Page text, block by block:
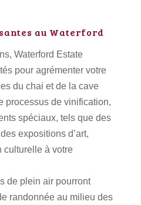
au Waterford
Waterford Estate
pour agrémenter votre
du chai et de la cave
processus de vinification,
spéciaux, tels que des
expositions d’art,
culturelle à votre
de plein air pourront
randonnée au milieu des